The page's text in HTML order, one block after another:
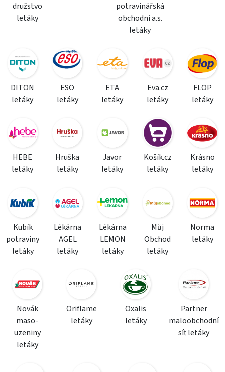
družstvo
letáky
potravinářská
obchodní a.s.
letáky
DITON
letáky
ESO
letáky
ETA
letáky
Eva.cz
letáky
FLOP
letáky
HEBE
letáky
Hruška
letáky
Javor
letáky
Košík.cz
letáky
Krásno
letáky
Kubík
potraviny
letáky
Lékárna
AGEL
letáky
Lékárna
LEMON
letáky
Můj
Obchod
letáky
Norma
letáky
Novák
maso-
uzeniny
letáky
Oriflame
letáky
Oxalis
letáky
Partner
maloobchodní
síť letáky